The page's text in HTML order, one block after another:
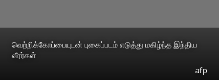
வெற்றிக்கோப்பையுடன் புகைப்படம் எடுத்து மகிழ்ந்த இந்திய
வீரர்கள்
afp